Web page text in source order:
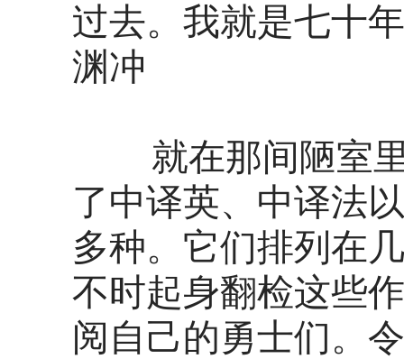
过去。我就是七十
渊冲
就在那间陋室里
了中译英、中译法
多种。它们排列在
不时起身翻检这些
阅自己的勇士们。